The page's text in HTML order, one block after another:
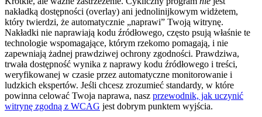
nakładką dostępności (overlay) ani jednolinijkowym widżetem,
który twierdzi, że automatycznie „naprawi” Twoją witrynę.
Nakładki nie naprawiają kodu źródłowego, często psują właśnie te
technologie wspomagające, którym rzekomo pomagają, i nie
zapewniają żadnej prawdziwej ochrony zgodności. Prawdziwa,
trwała dostępność wynika z naprawy kodu źródłowego i treści,
weryfikowanej w czasie przez automatyczne monitorowanie i
ludzkich ekspertów. Jeśli chcesz zrozumieć standardy, w które
powinna celować Twoja naprawa, nasz przewodnik, jak uczynić
witrynę zgodną z WCAG jest dobrym punktem wyjścia.